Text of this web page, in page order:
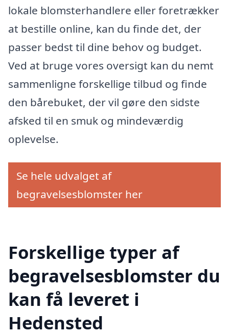
lokale blomsterhandlere eller foretrækker
at bestille online, kan du finde det, der
passer bedst til dine behov og budget.
Ved at bruge vores oversigt kan du nemt
sammenligne forskellige tilbud og finde
den bårebuket, der vil gøre den sidste
afsked til en smuk og mindeværdig
oplevelse.
Se hele udvalget af
begravelsesblomster her
Forskellige typer af
begravelsesblomster du
kan få leveret i
Hedensted